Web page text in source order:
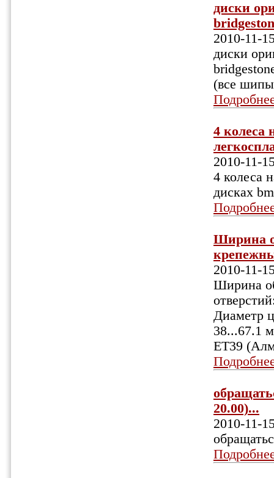
диски
2010-11-
диски
(все шипы
4 колеса
2010-11-
4 колеса
дисках
Ширина
2010-11-
Ширина
Диаметр
38...67.1
ET39
20.00)...
2010-11-